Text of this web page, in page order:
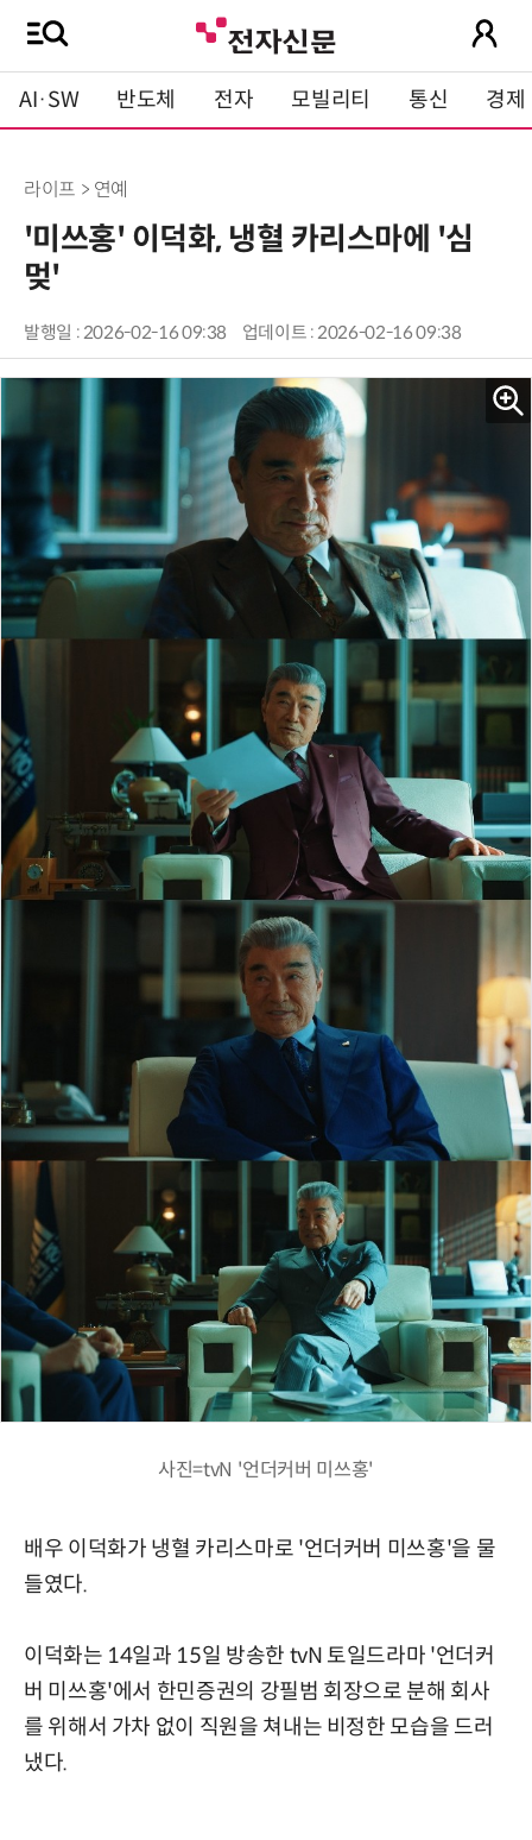
AI·SW 반도체 전자 모빌리티 통신 경제
라이프 > 연예
'미쓰홍' 이덕화, 냉혈 카리스마에 '심
멎'
발행일 : 2026-02-16 09:38 업데이트 : 2026-02-16 09:38
사진=tvN '언더커버 미쓰홍'
배우 이덕화가 냉혈 카리스마로 '언더커버 미쓰홍'을 물
들였다.
이덕화는 14일과 15일 방송한 tvN 토일드라마 '언더커
버 미쓰홍'에서 한민증권의 강필범 회장으로 분해 회사
를 위해서 가차 없이 직원을 쳐내는 비정한 모습을 드러
냈다.